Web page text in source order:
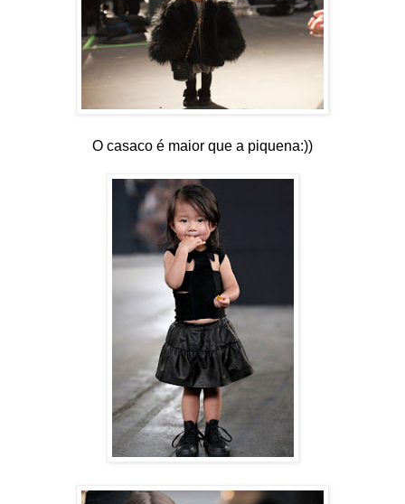
O casaco é maior que a piquena:))